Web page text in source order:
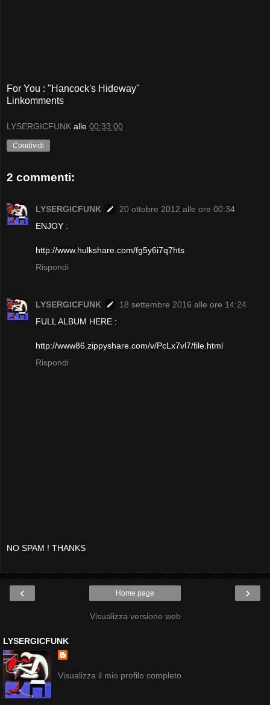
For You : "Hancock's Hideway"
Linkomments
LYSERGICFUNK alle 00:33:00
Condividi
2 commenti:
LYSERGICFUNK
20 ottobre 2012 alle ore 00:34
ENJOY :
http://www.hulkshare.com/fg5y6i7q7hts
Rispondi
LYSERGICFUNK
18 settembre 2016 alle ore 14:24
FULL ALBUM HERE :
http://www86.zippyshare.com/v/PcLx7vl7/file.html
Rispondi
NO SPAM ! THANKS
‹ ›
Home page
Visualizza versione web
LYSERGICFUNK
Visualizza il mio profilo completo